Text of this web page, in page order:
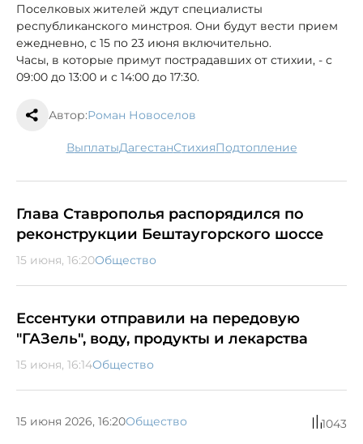
Поселковых жителей ждут специалисты
республиканского минстроя. Они будут вести прием
ежедневно, с 15 по 23 июня включительно.
Часы, в которые примут пострадавших от стихии, - с
09:00 до 13:00 и с 14:00 до 17:30.
Автор:Роман Новоселов
выплаты Дагестан стихия подтопление
Глава Ставрополья распорядился по
реконструкции Бештаугорского шоссе
15 июня, 16:20Общество
Ессентуки отправили на передовую
"ГАЗель", воду, продукты и лекарства
15 июня, 16:14Общество
15 июня 2026, 16:20Общество 1043